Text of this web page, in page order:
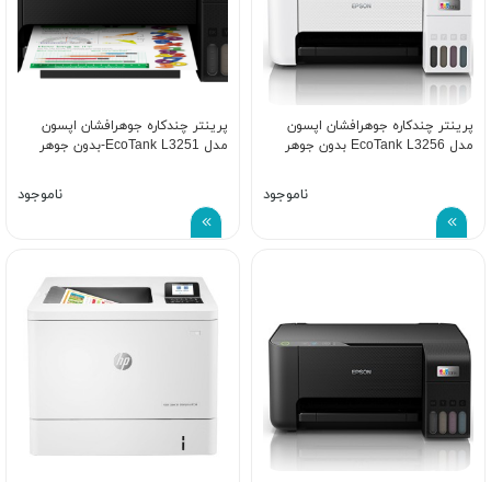
پرینتر چندکاره جوهرافشان اپسون
مدل EcoTank L3256 بدون جوهر
ناموجود
پرینتر چندکاره جوهرافشان اپسون
مدل EcoTank L3251-بدون جوهر
ناموجود